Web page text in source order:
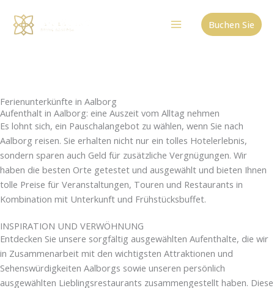
Inhalt
springen
Buchen Sie
Ferienunterkünfte in Aalborg
Aufenthalt in Aalborg: eine Auszeit vom Alltag nehmen
Es lohnt sich, ein Pauschalangebot zu wählen, wenn Sie nach
Aalborg reisen. Sie erhalten nicht nur ein tolles Hotelerlebnis,
sondern sparen auch Geld für zusätzliche Vergnügungen. Wir
haben die besten Orte getestet und ausgewählt und bieten Ihnen
tolle Preise für Veranstaltungen, Touren und Restaurants in
Kombination mit Unterkunft und Frühstücksbuffet.
INSPIRATION UND VERWÖHNUNG
Entdecken Sie unsere sorgfältig ausgewählten Aufenthalte, die wir
in Zusammenarbeit mit den wichtigsten Attraktionen und
Sehenswürdigkeiten Aalborgs sowie unseren persönlich
ausgewählten Lieblingsrestaurants zusammengestellt haben. Diese